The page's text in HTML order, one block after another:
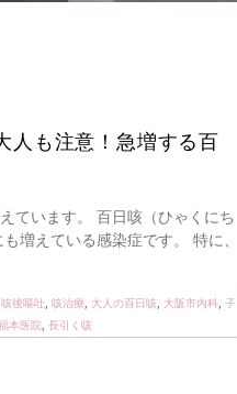
人も注意！急増する百
ています。 百日咳（ひゃくにち
増えている感染症です。 特に、
咳後嘔吐 咳治療 大人の百日咳 大阪市内科 子
本医院 長引く咳